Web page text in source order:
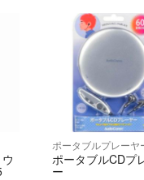
ポータブルプレーヤ
ポータブルCDプ
ー